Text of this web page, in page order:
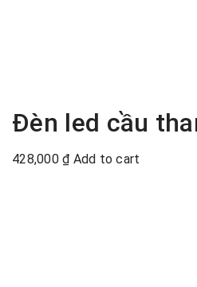
Đèn led cầu
428,000 ₫ Add to cart